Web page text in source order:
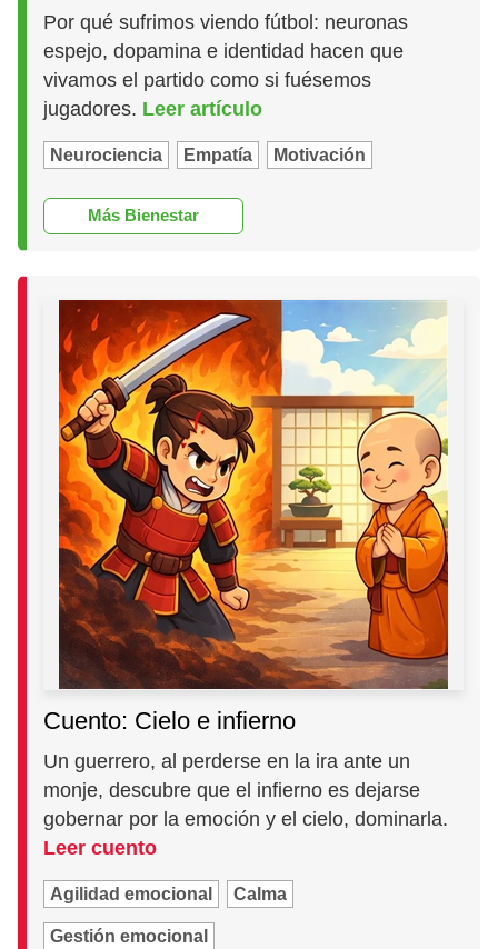
Por qué sufrimos viendo fútbol: neuronas
espejo, dopamina e identidad hacen que
vivamos el partido como si fuésemos
jugadores. Leer artículo
Neurociencia Empatía Motivación
Más Bienestar
Cuento: Cielo e infierno
Un guerrero, al perderse en la ira ante un
monje, descubre que el infierno es dejarse
gobernar por la emoción y el cielo, dominarla.
Leer cuento
Agilidad emocional Calma
Gestión emocional